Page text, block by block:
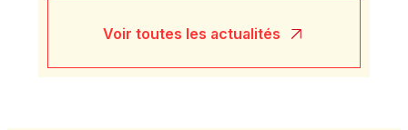
Voir toutes les actualités